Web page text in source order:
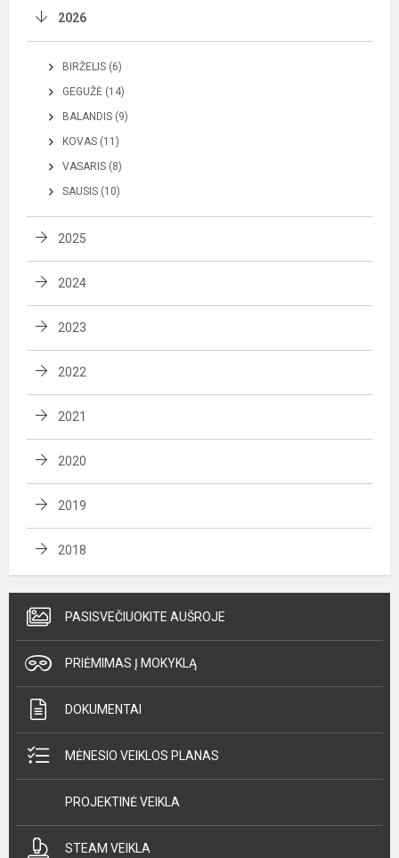
2026
BIRŽELIS (6)
GEGUŽĖ (14)
BALANDIS (9)
KOVAS (11)
VASARIS (8)
SAUSIS (10)
2025
2024
2023
2022
2021
2020
2019
2018
PASISVEČIUOKITE AUŠROJE
PRIĖMIMAS Į MOKYKLĄ
DOKUMENTAI
MĖNESIO VEIKLOS PLANAS
PROJEKTINĖ VEIKLA
STEAM VEIKLA